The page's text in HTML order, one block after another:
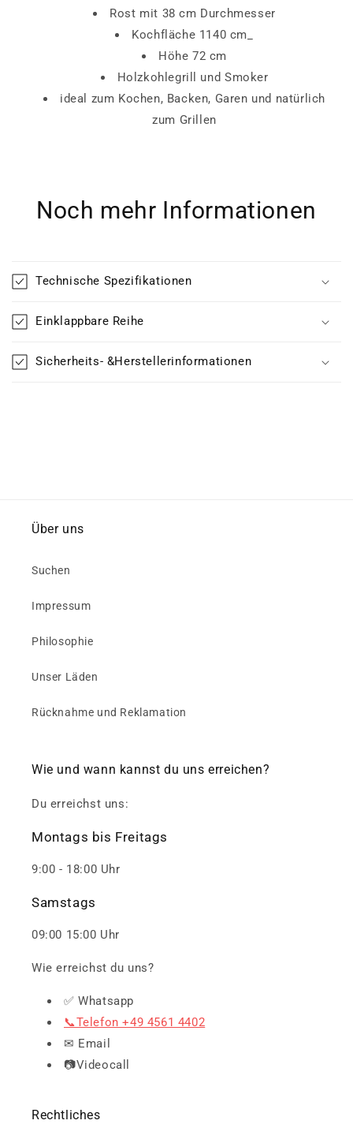
Rost mit 38 cm Durchmesser
Kochfläche 1140 cm_
Höhe 72 cm
Holzkohlegrill und Smoker
ideal zum Kochen, Backen, Garen und natürlich
zum Grillen
Noch mehr Informationen
Technische Spezifikationen
Einklappbare Reihe
Sicherheits- &Herstellerinformationen
Über uns
Suchen
Impressum
Philosophie
Unser Läden
Rücknahme und Reklamation
Wie und wann kannst du uns erreichen?
Du erreichst uns:
Montags bis Freitags
9:00 - 18:00 Uhr
Samstags
09:00 15:00 Uhr
Wie erreichst du uns?
✅ Whatsapp
📞Telefon +49 4561 4402
✉ Email
📷Videocall
Rechtliches